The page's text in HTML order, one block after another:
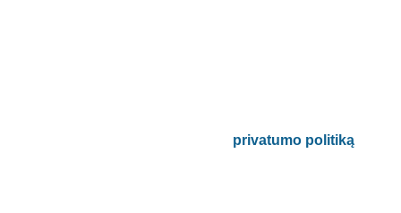
privatumo politiką.